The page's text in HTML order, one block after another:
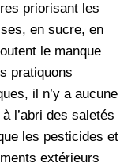
priorisant les
en sucre, en
le manque
pratiquons
il n’y a aucune
l’abri des saletés
les pesticides et
extérieurs